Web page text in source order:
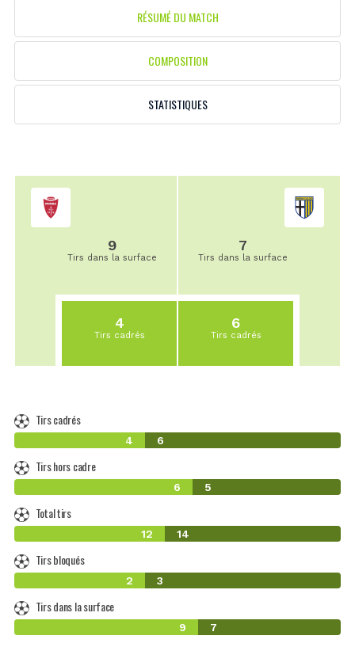
RÉSUMÉ DU MATCH
COMPOSITION
STATISTIQUES
9
Tirs dans la surface
4
Tirs cadrés
7
Tirs dans la surface
6
Tirs cadrés
Tirs cadrés
4 6
Tirs hors cadre
6 5
Total tirs
12 14
Tirs bloqués
2 3
Tirs dans la surface
9 7